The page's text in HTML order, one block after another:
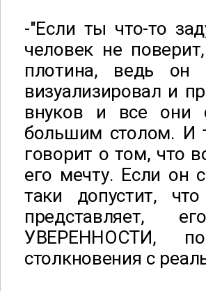
-"Если ты что-то
человек не
плотина, ведь
визуализировал и
внуков и все
большим столом. И
говорит о том, что
его мечту. Если он
таки допустит,
УВЕРЕННОСТИ,
столкновения с